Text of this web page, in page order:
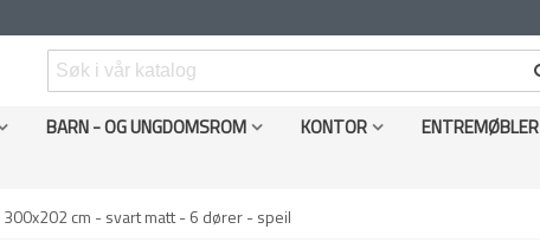
BARN - OG UNGDOMSROM KONTOR ENTREMØBLER
cm - svart matt - 6 dører - speil